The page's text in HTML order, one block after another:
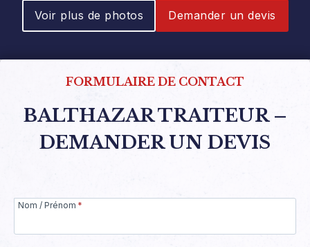
Voir plus de photos Demander un devis
FORMULAIRE DE CONTACT
BALTHAZAR TRAITEUR –
DEMANDER UN DEVIS
Nom / Prénom *